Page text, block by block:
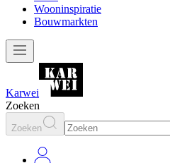
Wooninspiratie
Bouwmarkten
Karwei
Zoeken
Zoeken